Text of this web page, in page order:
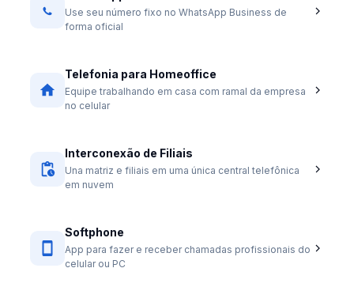
Use seu número fixo no WhatsApp Business de
forma oficial
Telefonia para Homeoffice
Equipe trabalhando em casa com ramal da empresa
no celular
Interconexão de Filiais
Una matriz e filiais em uma única central telefônica
em nuvem
Softphone
App para fazer e receber chamadas profissionais do
celular ou PC